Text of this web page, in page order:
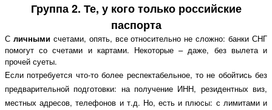
Группа 2. Те, у кого только российские
паспорта
С личнымисчетами, опять, все относительно не сложно: банки СНГ
помогут со счетами и картами. Некоторые – даже, без вылета и
прочей суеты.
Если потребуется что-то более респектабельное, то не обойтись без
предварительной подготовки: на получение ИНН, резидентных виз,
местных адресов, телефонов и т.д. Но, есть и плюсы: с лимитами и